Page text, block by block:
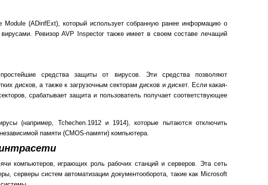
(ADinfExt), который использует собранную ранее информацию о
Ревизор AVP Inspector также имеет в своем составе лечащий
средства защиты от вирусов. Эти средства позволяют
дисков, а также к загрузочным секторам дисков и дискет. Если какая-
срабатывает защита и пользователь получает соответствующее
(например, Tchechen.1912 и 1914), которые пытаются отключить
памяти (CMOS-памяти) компьютера.
компьютеров, играющих роль рабочих станций и серверов. Эта сеть
серверы систем автоматизации документооборота, такие как Microsoft